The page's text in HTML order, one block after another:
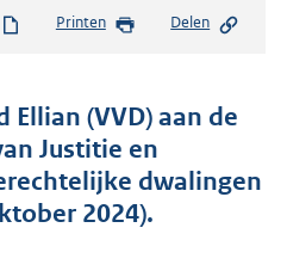
s
d
s
g
r
Printen Delen
Ellian (VVD) aan de
Justitie en
dwalingen
2024).